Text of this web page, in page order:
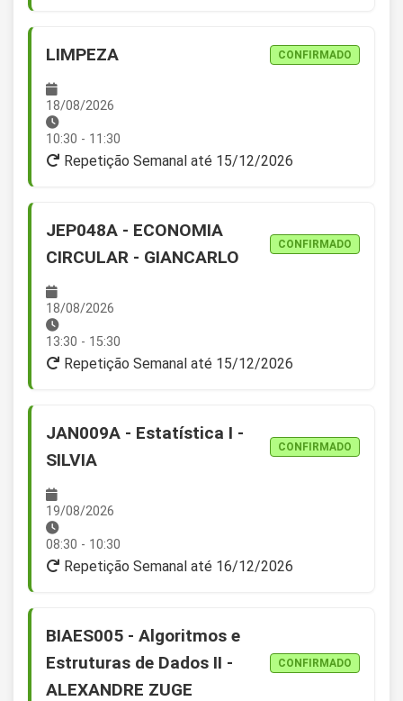
LIMPEZA CONFIRMADO
18/08/2026
10:30 - 11:30
Repetição Semanal até 15/12/2026
JEP048A - ECONOMIA
CIRCULAR - GIANCARLO
CONFIRMADO
18/08/2026
13:30 - 15:30
Repetição Semanal até 15/12/2026
JAN009A - Estatística I -
SILVIA
CONFIRMADO
19/08/2026
08:30 - 10:30
Repetição Semanal até 16/12/2026
BIAES005 - Algoritmos e
Estruturas de Dados II -
ALEXANDRE ZUGE
CONFIRMADO